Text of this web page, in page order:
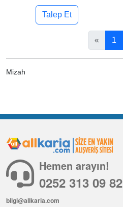
Talep Et
« 1
Mizah
Hemen arayın!
0252 313 09 82
bilgi@allkaria.com